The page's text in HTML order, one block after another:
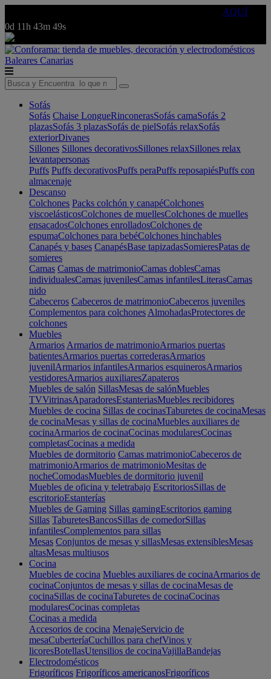
AQUÍ
0d 11h 43m 49s
Baleares Canarias
Sofás
Sofás Chaise LongueRinconerasSofás camaSofás 2
plazasSofás 3 plazasSofás de pielSofás relaxSofás
exteriorDivanes
Sillones Sillones decorativosSillones relaxSillones relax
levantapersonas
Puffs Puffs decorativosPuffs peraPuffs reposapiésPuffs con
almacenaje
Descanso
Colchones Packs colchón y canapéColchones
viscoelásticosColchones de muellesColchones de muelles
ensacadosColchones enrolladosColchones de
espumaColchones para bebéColchones hinchables
Canapés y bases CanapésBase tapizadasSomieresPatas de
somieres
Camas Camas de matrimonioCamas doblesCamas
individualesCamas juvenilesCamas infantilesLiterasCamas
nido
Cabeceros Cabeceros de matrimonioCabeceros juveniles
Complementos para colchones AlmohadasProtectores de
colchones
Muebles
Armarios Armarios de matrimonioArmarios puertas
batientesArmarios puertas correderasArmarios
juvenilArmarios infantilesArmarios esquinerosArmarios
vestidoresArmarios auxiliaresZapateros
Muebles de salón SillasMesas de salónMuebles
TVVitrinasAparadoresEstanteriasMuebles recibidores
Muebles de cocina Sillas de cocinasTaburetes de cocinaMesas
de cocinaMesas y sillas de cocinaMuebles auxiliares de
cocinaArmarios de cocinaCocinas modularesCocinas
completasCocinas a medida
Muebles de dormitorio Camas matrimonioCabeceros de
matrimonioArmarios de matrimonioMesitas de
nocheComodasMuebles de dormitorio juvenil
Muebles de oficina y teletrabajo EscritoriosSillas de
escritorioEstanterías
Muebles de Gaming Sillas gamingEscritorios gaming
Sillas TaburetesBancosSillas de comedorSillas
infantilesComplementos para sillas
Mesas Conjuntos de mesas y sillasMesas extensiblesMesas
altasMesas multiusos
Cocina
Muebles de cocina Muebles auxiliares de cocinaArmarios de
cocinaConjuntos de mesas y sillas de cocinaMesas de
cocinaSillas de cocinaTaburetes de cocinaCocinas
modularesCocinas completas
Cocinas a medida
Accesorios de cocina MenajeServicio de
mesaCuberteríaCuchillos para chefVinos y
licoresBotellasUtensilios de cocinaVajillaBandejas
Electrodomésticos
Frigoríficos Frigoríficos americanosFrigoríficos